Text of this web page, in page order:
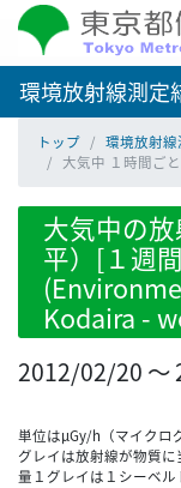
環境放射線測定
トップ 環境放射線
大気中 １時間ご
大気中の
平）[１週
Kodaira -
2012/02/20 ～
単位はμGy/h（マイクロ
グレイは放射線が物質
量１グレイは１シーベル